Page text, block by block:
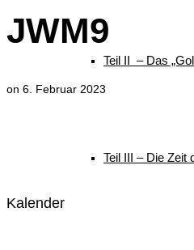
Teil II – Das
Teil III – Die Zeit
JWM9
on 6. Februar 2023
Kalender